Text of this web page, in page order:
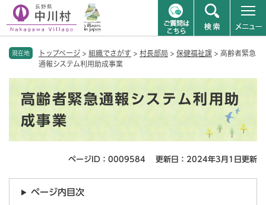
現在地 トップページ > 組織でさがす > 村長部局 > 保健福祉課 > 高齢者緊急
通報システム利用助成事業
高齢者緊急通報システム利用助
成事業
ページID：0009584 更新日：2024年3月1日更新
ページ内目次